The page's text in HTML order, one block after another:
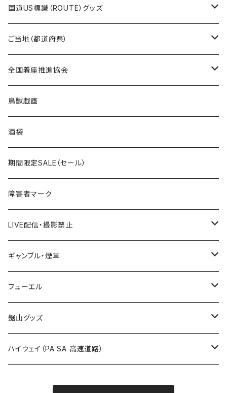
トートバッグ
千葉ロッテマリーンズコラボ
ホテルキーホルダー
トートバッグ
ホテルキーホルダー
ステッカー
国道0～99号線
国道100～199号線
国道600～699号線
国道700～799号線
Tシャツ
キャップ
国道US標識（ROUTE）グッズ
ステッカー
ROUTE 0～99号線
ROUTE100～199号線
ROUTE600～699号線
ROUTE700～799号線
Tシャツ
ROUTE 0～99号線
ROUTE 100～199号線
ROUTE 600～699号線
ROUTE 700～799号線
キャップ
ROUTE 0～99号線
ROUTE 100～199号線
ROUTE 600～699号線
ROUTE 700～799号線
ご当地（都道府県）
北海道
青森県
岩手県
宮城県
秋田県
Tシャツ
ステッカー
山形県
福島県
茨城県
栃木県
群馬県
全国着座推進協会
ステッカー
鳥獣戯画
酒袋
期間限定SALE（セール）
障害者マーク
LIVE配信・撮影禁止
LIVE配信禁止
撮影禁止
ギャンブル・煙草
ホテルキーホルダー
たばこ・禁煙ステッカー
フューエル
ステッカー
鋸山グッズ
Tシャツ
ハイウェイ（PA SA 高速道路）